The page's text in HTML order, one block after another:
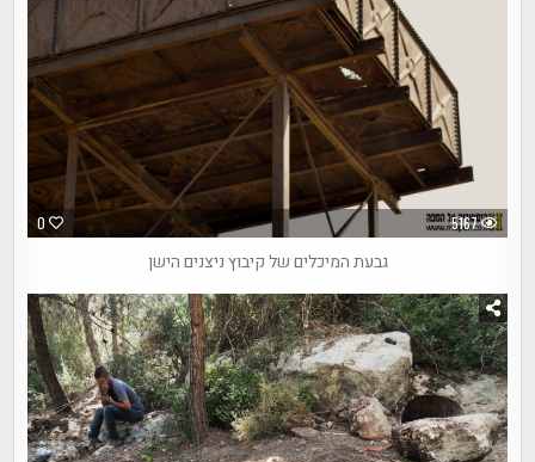
0 5167
גבעת המיכלים של קיבוץ ניצנים הישן